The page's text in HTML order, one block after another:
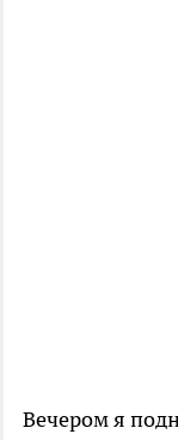
Вечером я